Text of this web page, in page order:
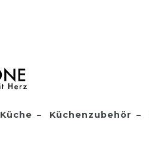
Küche Küchenzubehör